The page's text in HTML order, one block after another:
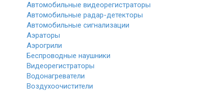
Автомобильные видеорегистраторы
Автомобильные радар-детекторы
Автомобильные сигнализации
Аэраторы
Аэрогрили
Беспроводные наушники
Видеорегистраторы
Водонагреватели
Воздухоочистители